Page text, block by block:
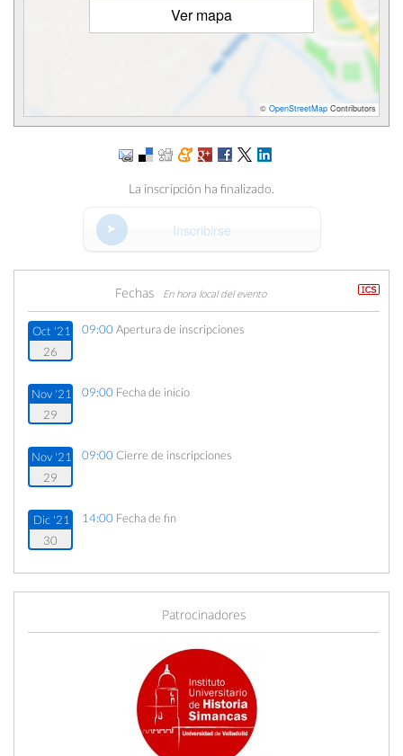
Ver mapa
© OpenStreetMap Contributors
La inscripción ha finalizado.
Inscribirse
Fechas En hora local del evento
Oct '21
26
09:00 Apertura de inscripciones
Nov '21
29
09:00 Fecha de inicio
Nov '21
29
09:00 Cierre de inscripciones
Dic '21
30
14:00 Fecha de fin
Patrocinadores